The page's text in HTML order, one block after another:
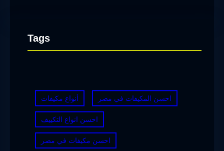
Tags
أنواع مكيفات احسن المكيفات في مصر
احسن انواع التكييف
احسن مكيفات في مصر